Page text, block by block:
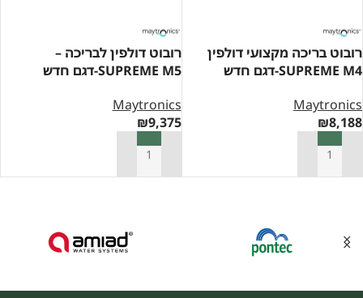
רובוט בריכה מקצועי דולפין
SUPREME M4-דגם חדש
Maytronics
₪8,188
הוספה לסל
רובוט דולפין לבריכה –
SUPREME M5-דגם חדש
Maytronics
₪9,375
הוספה לסל